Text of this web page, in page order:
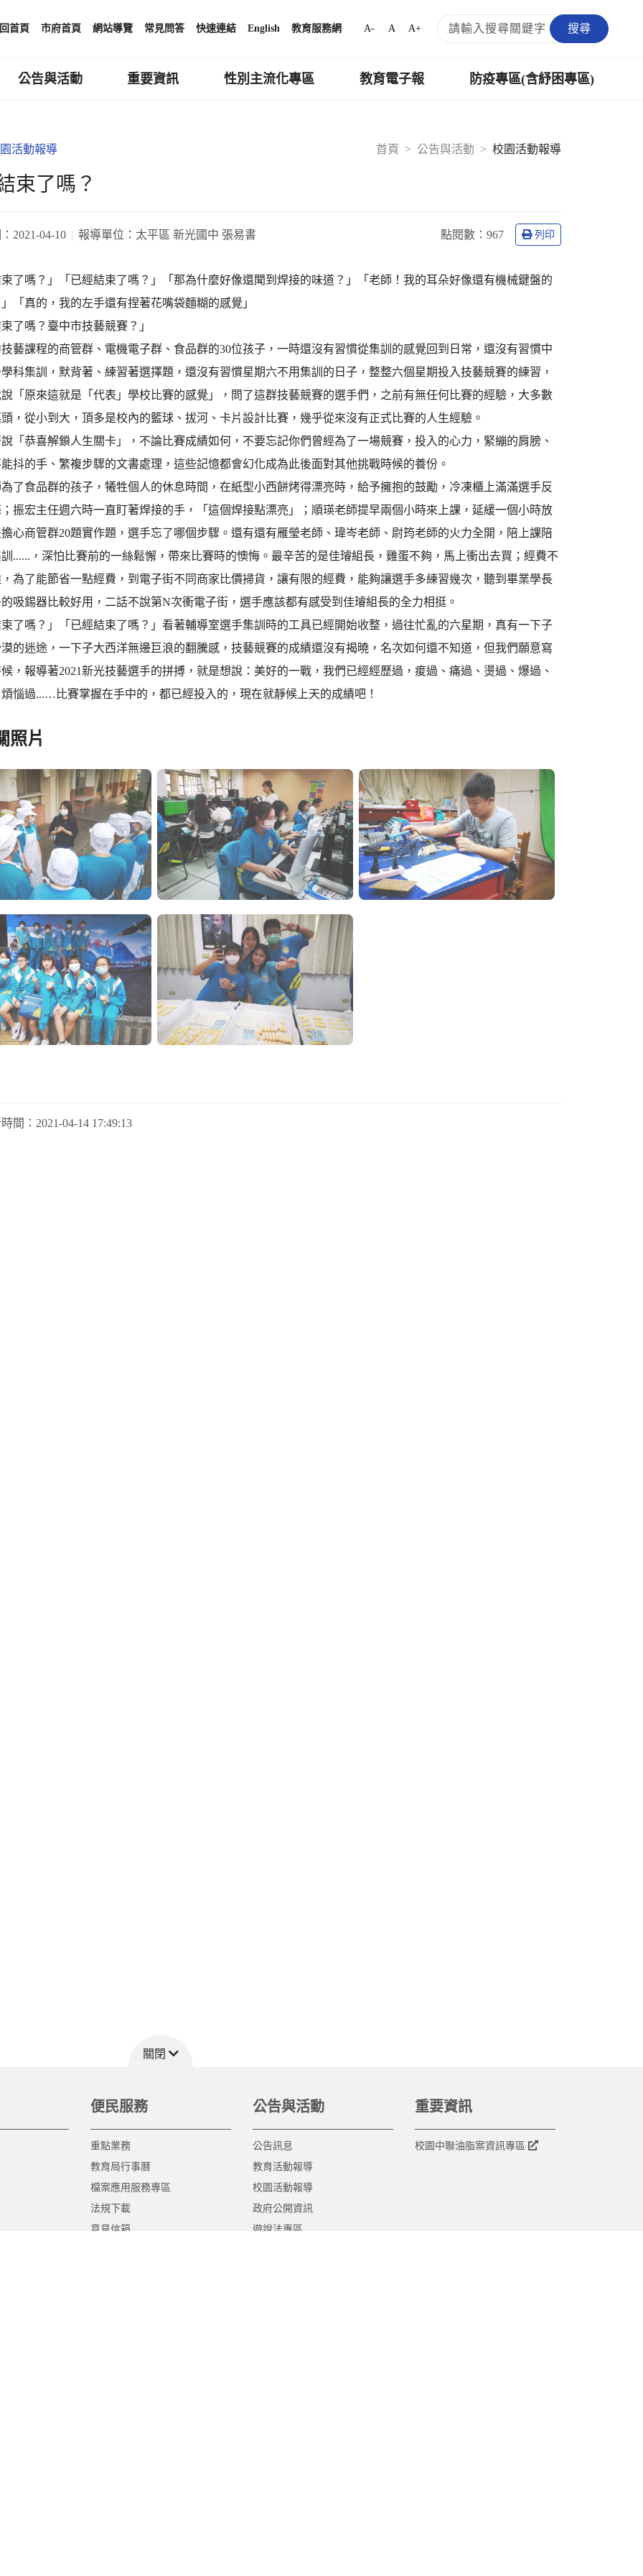
回首頁 市府首頁 網站導覽 常見問答 快速連結 English 教育服務網 A- A A+ 搜尋
公告與活動 重要資訊 性別主流化專區 教育電子報 防疫專區(含紓困專區)
首頁 公告與活動 校園活動報導
活動報導
束了嗎？
2021-04-10 報導單位： 太平區 新光國中 張易書 點閱數： 967 列印
了嗎？」「已經結束了嗎？」「那為什麼好像還聞到焊接的味道？」「老師！我的耳朵好像還有機械鍵盤的
「真的，我的左手還有捏著花嘴袋麵糊的感覺」
了嗎？臺中市技藝競賽？」
藝課程的商管群、電機電子群、食品群的30位孩子，一時還沒有習慣從集訓的感覺回到日常，還沒有習慣中
科集訓，默背著、練習著選擇題，還沒有習慣星期六不用集訓的日子，整整六個星期投入技藝競賽的練習，
「原來這就是「代表」學校比賽的感覺」，問了這群技藝競賽的選手們，之前有無任何比賽的經驗，大多數
，從小到大，頂多是校內的籃球、拔河、卡片設計比賽，幾乎從來沒有正式比賽的人生經驗。
「恭喜解鎖人生關卡」，不論比賽成績如何，不要忘記你們曾經為了一場競賽，投入的心力，緊繃的肩膀、
抖的手、繁複步驟的文書處理，這些記憶都會幻化成為此後面對其他挑戰時候的養份。
了食品群的孩子，犧牲個人的休息時間，在紙型小西餅烤得漂亮時，給予擁抱的鼓勵，冷凍櫃上滿滿選手反
振宏主任週六時一直盯著焊接的手，「這個焊接點漂亮」；順瑛老師提早兩個小時來上課，延緩一個小時放
心商管群20題實作題，選手忘了哪個步驟。還有還有雁瑩老師、瑋岑老師、尉筠老師的火力全開，陪上課陪
......，深怕比賽前的一絲鬆懈，帶來比賽時的懊悔。最辛苦的是佳璿組長，雞蛋不夠，馬上衝出去買；經費不
為了能節省一點經費，到電子街不同商家比價掃貨，讓有限的經費，能夠讓選手多練習幾次，聽到畢業學長
吸錫器比較好用，二話不說第N次衝電子街，選手應該都有感受到佳璿組長的全力相挺。
了嗎？」「已經結束了嗎？」看著輔導室選手集訓時的工具已經開始收整，過往忙亂的六星期，真有一下子
的迷途，一下子大西洋無邊巨浪的翻騰感，技藝競賽的成績還沒有揭曉，名次如何還不知道，但我們願意寫
，報導著2021新光技藝選手的拼搏，就是想說：美好的一戰，我們已經經歷過，痠過、痛過、燙過、爆過、
惱過...…比賽掌握在手中的，都已經投入的，現在就靜候上天的成績吧！
照片
間： 2021-04-14 17:49:13
關閉
便民服務
重點業務
教育局行事曆
檔案應用服務專區
法規下載
意見信箱
公告與活動
公告訊息
教育活動報導
校園活動報導
政府公開資訊
遊說法專區
重要資訊
校園中聯油脂案資訊專區